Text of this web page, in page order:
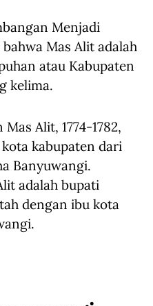
Menjadi
Mas Alit adalah
atau Kabupaten
kelima.
Alit, 1774-1782,
kabupaten dari
Banyuwangi.
adalah bupati
dengan ibu kota